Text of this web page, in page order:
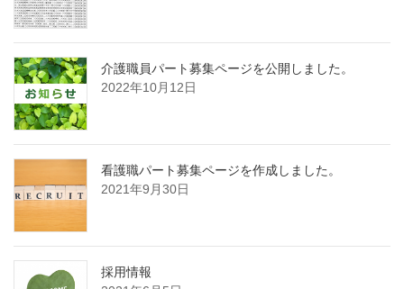
介護職員パート募集ページを公開しました。
2022年10月12日
看護職パート募集ページを作成しました。
2021年9月30日
採用情報